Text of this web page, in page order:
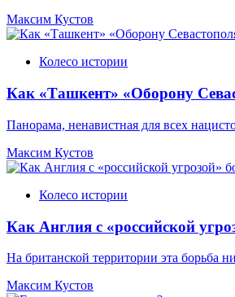
Максим Кустов
Колесо истории
Как «Ташкент» «Оборону
Панорама, ненавистная для всех
Максим Кустов
Колесо истории
Как Англия с «российской
На британской территории эта борьба
Максим Кустов